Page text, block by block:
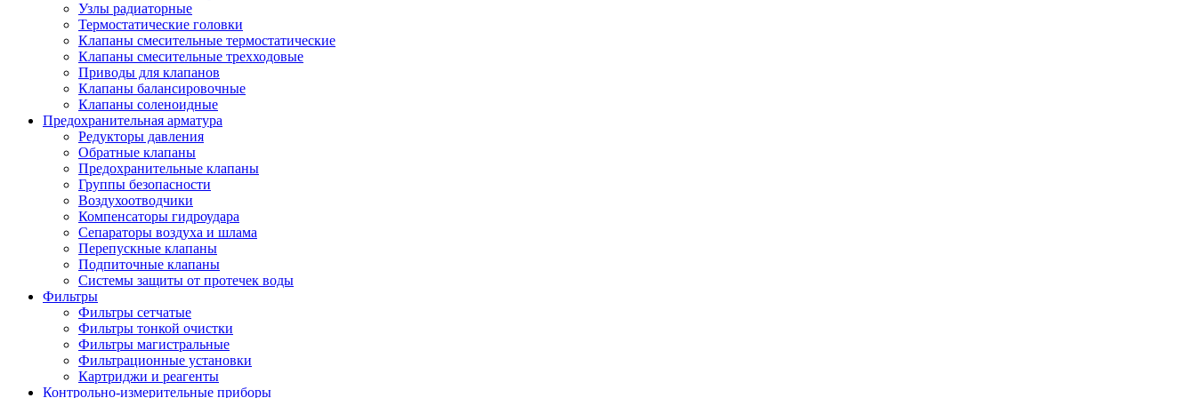
Узлы радиаторные
Термостатические головки
Клапаны смесительные термостатические
Клапаны смесительные трехходовые
Приводы для клапанов
Клапаны балансировочные
Клапаны соленоидные
Предохранительная арматура
Редукторы давления
Обратные клапаны
Предохранительные клапаны
Группы безопасности
Воздухоотводчики
Компенсаторы гидроудара
Сепараторы воздуха и шлама
Перепускные клапаны
Подпиточные клапаны
Системы защиты от протечек воды
Фильтры
Фильтры сетчатые
Фильтры тонкой очистки
Фильтры магистральные
Фильтрационные установки
Картриджи и реагенты
Контрольно-измерительные приборы